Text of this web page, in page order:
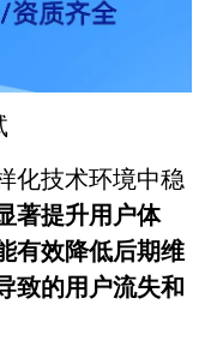
化技术环境中稳
著提升用户体
有效降低后期维
致的用户流失和